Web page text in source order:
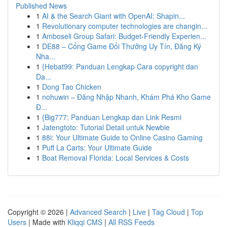
Published News
1 AI & the Search Giant with OpenAI: Shapin...
1 Revolutionary computer technologies are changin...
1 Amboseli Group Safari: Budget-Friendly Experien...
1 DE88 – Cổng Game Đổi Thưởng Uy Tín, Đăng Ký
Nha...
1 {Hebat99: Panduan Lengkap Cara copyright dan
Da...
1 Dong Tao Chicken
1 nohuwin – Đăng Nhập Nhanh, Khám Phá Kho Game
Đ...
1 {Big777: Panduan Lengkap dan Link Resmi
1 Jatengtoto: Tutorial Detail untuk Newbie
1 88i: Your Ultimate Guide to Online Casino Gaming
1 Puff La Carts: Your Ultimate Guide
1 Boat Removal Florida: Local Services & Costs
Copyright © 2026 | Advanced Search | Live | Tag Cloud | Top
Users | Made with Kliqqi CMS | All RSS Feeds